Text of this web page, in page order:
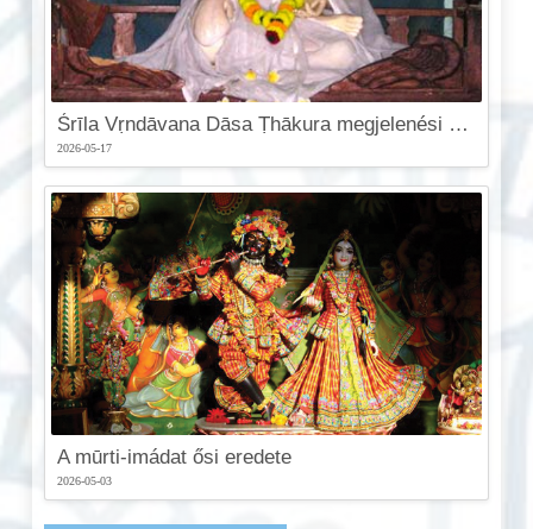
Śrīla Vṛndāvana Dāsa Ṭhākura megjelenési napja
2026-05-17
A mūrti-imádat ősi eredete
2026-05-03